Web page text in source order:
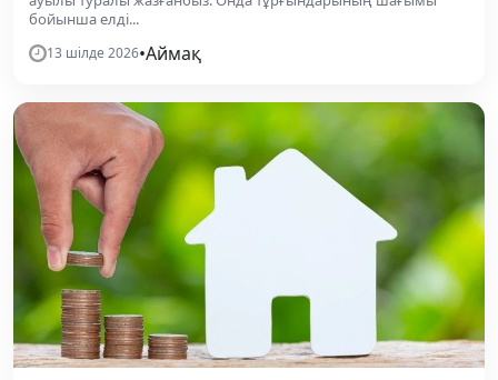
бойынша елді...
13 шілде 2026•Аймақ